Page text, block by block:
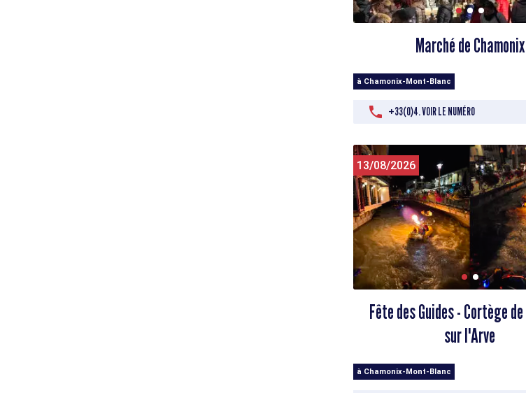
Marché de Chamonix
à Chamonix-Mont-Blanc
+33(0)4. VOIR LE NUMÉRO
13/08/2026
Fête des Guides - Cortège
sur l'Arve
à Chamonix-Mont-Blanc